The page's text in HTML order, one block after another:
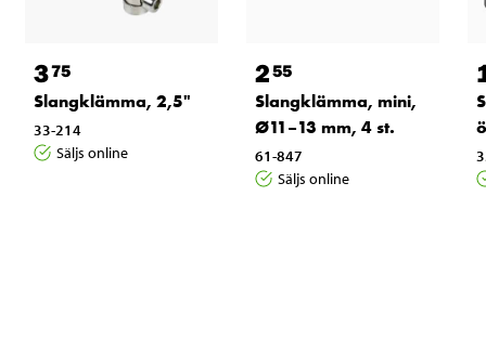
375
Slangklämma, 2,5"
33-214
Säljs online
255
Slangklämma, mini,
Ø11–13 mm, 4 st.
61-847
Säljs online